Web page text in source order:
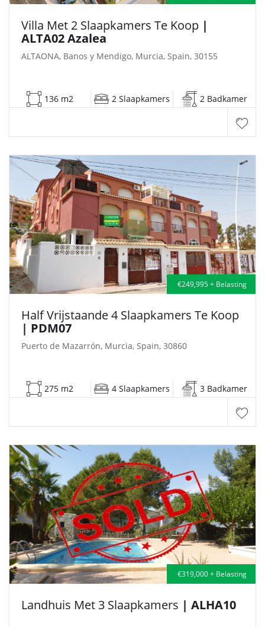
Villa Met 2 Slaapkamers Te Koop |
ALTA02 Azalea
ALTAONA, Banos y Mendigo, Murcia, Spain, 30155
136 m2 2 Slaapkamers 2 Badkamer
€249,995 + Belasting
Half Vrijstaande 4 Slaapkamers Te Koop
| PDM07
Puerto de Mazarrón, Murcia, Spain, 30860
275 m2 4 Slaapkamers 3 Badkamer
€319,000 + Belasting
Landhuis Met 3 Slaapkamers | ALHA10